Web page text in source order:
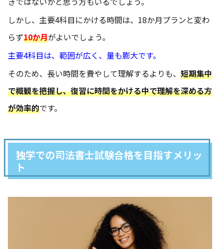
しかし、主要4科目にかける時間は、18か月プランと変わ
らず10か月がよいでしょう。
主要4科目は、範囲が広く、量も膨大です。
そのため、長い時間を費やして理解するよりも、 短期集中
で概観を把握し、復習に時間をかける中で理解を深める方
が効率的です。
独学での司法書士試験合格を目指すメリッ
ト